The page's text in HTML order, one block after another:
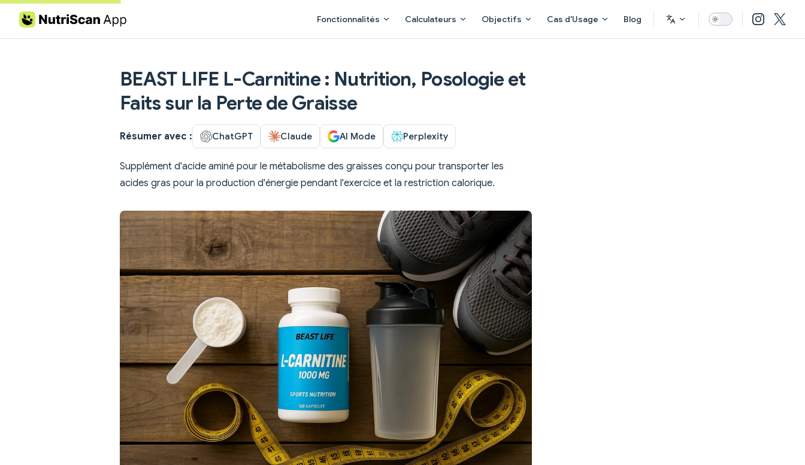
Skip to content Fonctionnalités Calculateurs Objectifs Cas d'Usage Blog
BEAST LIFE L-Carnitine : Nutrition, Posologie et
Faits sur la Perte de Graisse
Résumer avec : ChatGPT Claude AI Mode Perplexity
Supplément d'acide aminé pour le métabolisme des graisses conçu pour transporter les
acides gras pour la production d'énergie pendant l'exercice et la restriction calorique.